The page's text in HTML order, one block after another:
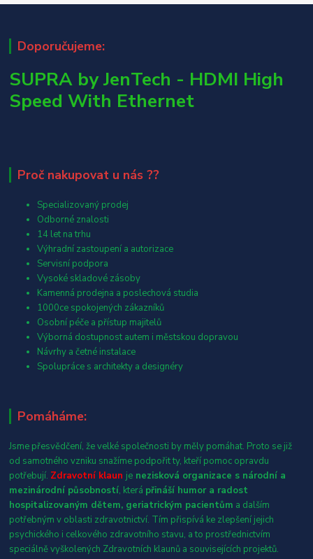
Doporučujeme:
SUPRA by JenTech - HDMI High
Speed With Ethernet
Proč nakupovat u nás ??
Specializovaný prodej
Odborné znalosti
14 let na trhu
Výhradní zastoupení a autorizace
Servisní podpora
Vysoké skladové zásoby
Kamenná prodejna a poslechová studia
1000ce spokojených zákazníků
Osobní péče a přístup majitelů
Výborná dostupnost autem i městskou dopravou
Návrhy a četné instalace
Spolupráce s architekty a designéry
Pomáháme:
Jsme přesvědčení, že velké společnosti by měly pomáhat. Proto se již
od samotného vzniku snažíme podpořit ty, kteří pomoc opravdu
potřebují. Zdravotní klaun je nezisková organizace s národní a
mezinárodní působností, která přináší humor a radost
hospitalizovaným dětem, geriatrickým pacientům a dalším
potřebným v oblasti zdravotnictví. Tím přispívá ke zlepšení jejich
psychického i celkového zdravotního stavu, a to prostřednictvím
speciálně vyškolených Zdravotních klaunů a souvisejících projektů.